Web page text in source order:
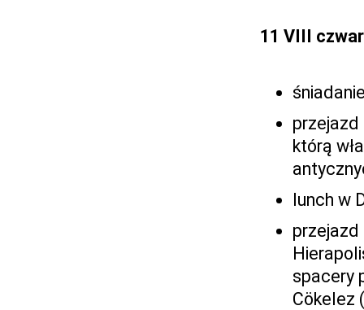
11 VIII
którą
lunch w
przejazd
spacery
Cökelez